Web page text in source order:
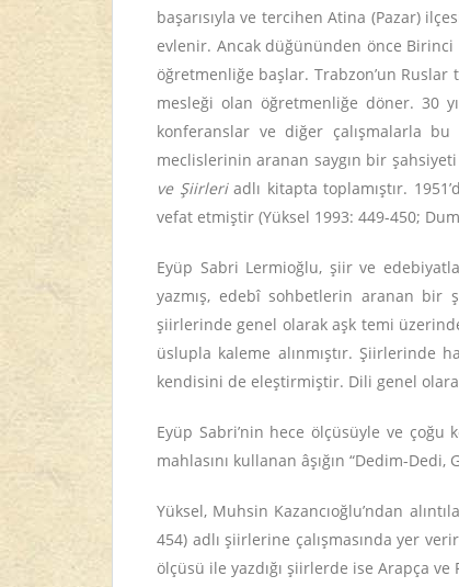
başarısıyla ve tercihen Atina (Pazar)
evlenir. Ancak düğününden önce Birinci
öğretmenliğe başlar. Trabzon’un Ruslar
mesleği olan öğretmenliğe döner. 30
konferanslar ve diğer çalışmalarla
meclislerinin aranan saygın bir
ve Şiirleriadlı kitapta toplamıştır.
vefat etmiştir (Yüksel 1993: 449-450;
Eyüp Sabri Lermioğlu, şiir ve
yazmış, edebî sohbetlerin aranan bir
şiirlerinde genel olarak aşk temi
üslupla kaleme alınmıştır. Şiirlerinde
kendisini de eleştirmiştir. Dili genel
Eyüp Sabri’nin hece ölçüsüyle ve çoğu
mahlasını kullanan âşığın “Dedim-
Yüksel, Muhsin Kazancıoğlu’ndan
454) adlı şiirlerine çalışmasında yer
ölçüsü ile yazdığı şiirlerde ise Arapça